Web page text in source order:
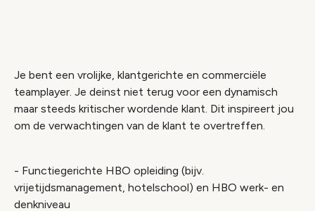
Je bent een vrolijke, klantgerichte en commerciële
teamplayer. Je deinst niet terug voor een dynamisch
maar steeds kritischer wordende klant. Dit inspireert jou
om de verwachtingen van de klant te overtreffen.
- Functiegerichte HBO opleiding (bijv.
vrijetijdsmanagement, hotelschool) en HBO werk- en
denkniveau